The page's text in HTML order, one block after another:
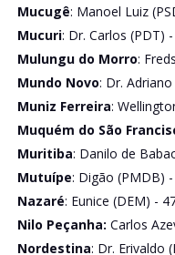
Mucugê: Manoel Luiz
Mucuri: Dr. Carlos (PDT)
Mulungu do Morro:
Mundo Novo: Dr.
Muniz Ferreira:
Muquém do São
Muritiba: Danilo de
Mutuípe: Digão (PMDB)
Nazaré: Eunice (DEM) -
Nilo Peçanha: Carlos
Nordestina: Dr. Erivaldo